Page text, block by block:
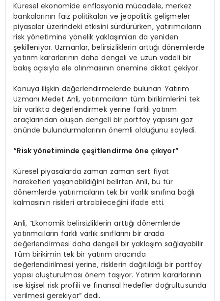
Küresel ekonomide enflasyonla mücadele, merkez
bankalarının faiz politikaları ve jeopolitik gelişmeler
piyasalar üzerindeki etkisini sürdürürken, yatırımcıların
risk yönetimine yönelik yaklaşımları da yeniden
şekilleniyor. Uzmanlar, belirsizliklerin arttığı dönemlerde
yatırım kararlarının daha dengeli ve uzun vadeli bir
bakış açısıyla ele alınmasının önemine dikkat çekiyor.
Konuya ilişkin değerlendirmelerde bulunan Yatırım
Uzmanı Medet Anli, yatırımcıların tüm birikimlerini tek
bir varlıkta değerlendirmek yerine farklı yatırım
araçlarından oluşan dengeli bir portföy yapısını göz
önünde bulundurmalarının önemli olduğunu söyledi.
“Risk yönetiminde çeşitlendirme öne çıkıyor”
Küresel piyasalarda zaman zaman sert fiyat
hareketleri yaşanabildiğini belirten Anli, bu tür
dönemlerde yatırımcıların tek bir varlık sınıfına bağlı
kalmasının riskleri artırabileceğini ifade etti.
Anli, “Ekonomik belirsizliklerin arttığı dönemlerde
yatırımcıların farklı varlık sınıflarını bir arada
değerlendirmesi daha dengeli bir yaklaşım sağlayabilir.
Tüm birikimin tek bir yatırım aracında
değerlendirilmesi yerine, risklerin dağıtıldığı bir portföy
yapısı oluşturulması önem taşıyor. Yatırım kararlarının
ise kişisel risk profili ve finansal hedefler doğrultusunda
verilmesi gerekiyor” dedi.